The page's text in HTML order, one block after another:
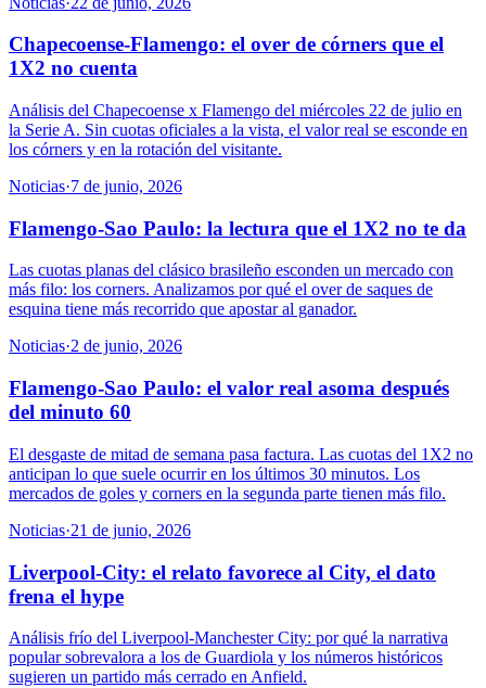
Chapecoense-Flamengo: el over de córners que el
1X2 no cuenta
Análisis del Chapecoense x Flamengo del miércoles 22 de julio en
la Serie A. Sin cuotas oficiales a la vista, el valor real se esconde en
los córners y en la rotación del visitante.
Noticias·7 de junio, 2026
Flamengo-Sao Paulo: la lectura que el 1X2 no te da
Las cuotas planas del clásico brasileño esconden un mercado con
más filo: los corners. Analizamos por qué el over de saques de
esquina tiene más recorrido que apostar al ganador.
Noticias·2 de junio, 2026
Flamengo-Sao Paulo: el valor real asoma después
del minuto 60
El desgaste de mitad de semana pasa factura. Las cuotas del 1X2 no
anticipan lo que suele ocurrir en los últimos 30 minutos. Los
mercados de goles y corners en la segunda parte tienen más filo.
Noticias·21 de junio, 2026
Liverpool-City: el relato favorece al City, el dato
frena el hype
Análisis frío del Liverpool-Manchester City: por qué la narrativa
popular sobrevalora a los de Guardiola y los números históricos
sugieren un partido más cerrado en Anfield.